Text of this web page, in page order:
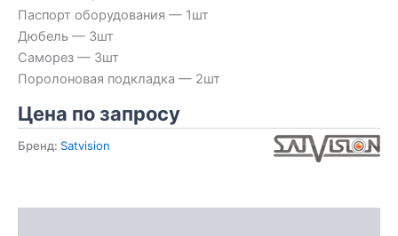
Паспорт оборудования — 1шт
Дюбель — 3шт
Саморез — 3шт
Поролоновая подкладка — 2шт
Цена по запросу
Бренд: Satvision